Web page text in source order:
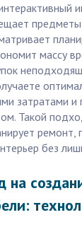
массу
затратами и
Такой
ремонт,
без
на